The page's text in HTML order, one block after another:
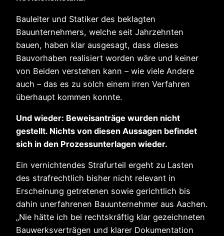
Bauleiter und Statiker des beklagten
Bauunternehmers, welche seit Jahrzehnten
bauen, haben klar ausgesagt, dass dieses
Bauvorhaben realisiert worden wäre und keiner
von Beiden verstehen kann – wie viele Andere
auch – das es zu solch einem irren Verfahren
überhaupt kommen konnte.
Und wieder: Beweisanträge wurden nicht
gestellt. Nichts von diesen Aussagen befindet
sich in den Prozessunterlagen wieder.
Ein vernichtendes Strafurteil ergeht zu Lasten
des strafrechtlich bisher nicht relevant in
Erscheinung getretenen sowie gerichtlich bis
dahin unerfahrenen Bauunternehmer aus Aachen.
„Nie hätte ich bei rechtskräftig klar gezeichneten
Bauwerksverträgen und klarer Dokumentation